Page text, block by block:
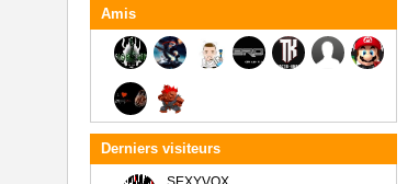
Amis
Derniers visiteurs